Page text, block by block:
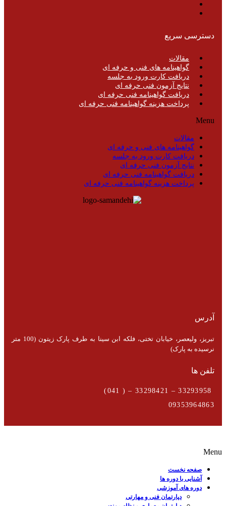
دسترسی سریع
مقالات
گواهینامه های فنی و حرفه ای
دریافت کارت ورود به جلسه
نتایج آزمون فنی حرفه ای
دریافت گواهینامه فنی حرفه ای
پرداخت هزینه گواهینامه فنی حرفه ای
Menu
مقالات
گواهینامه های فنی و حرفه ای
دریافت کارت ورود به جلسه
نتایج آزمون فنی حرفه ای
دریافت گواهینامه فنی حرفه ای
پرداخت هزینه گواهینامه فنی حرفه ای
آدرس
تبریز، ولیعصر، خیابان تختی، فلکه ابن سینا به طرف پارک زیتون (100 متر
نرسیده به پارک)
تلفن ها
09353964863
Menu
صفحه نخست
آشنایی با دوره ها
دوره های آموزشی
دپارتمان فنی و مهارتی